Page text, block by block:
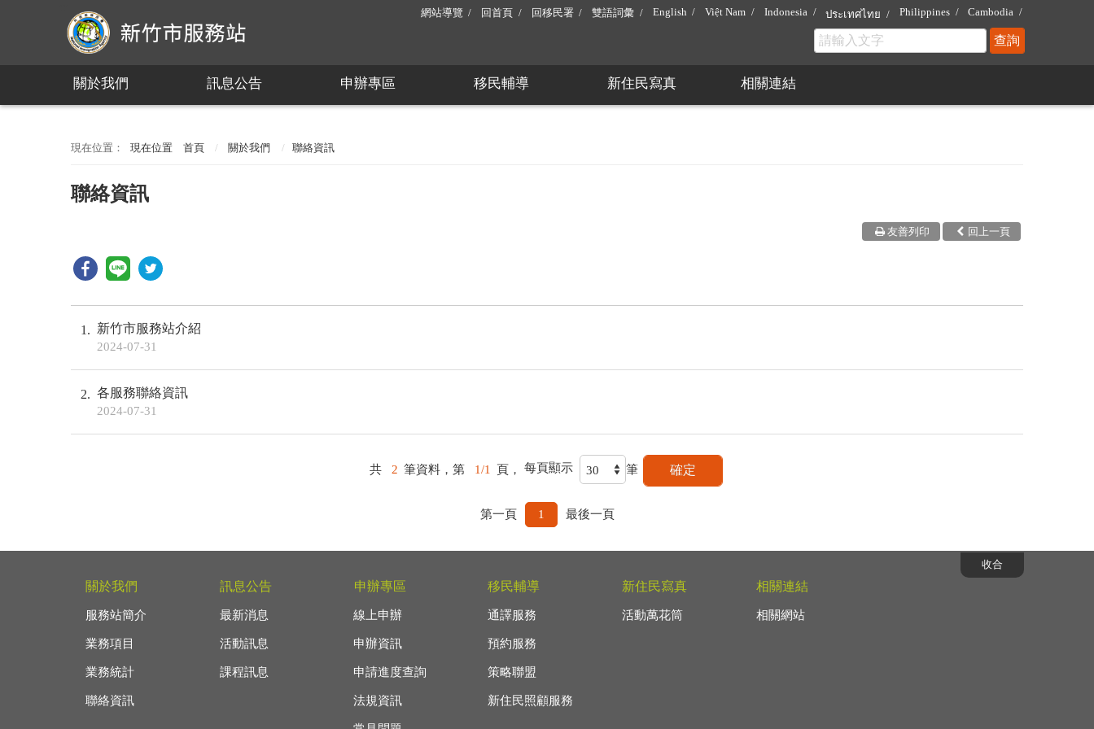
網站導覽 回首頁 回移民署 雙語詞彙 English Việt Nam Indonesia ประเทศไทย Philippines Cambodia
關於我們 訊息公告 申辦專區 移民輔導 新住民寫真 相關連結
現在位置 首頁 關於我們 聯絡資訊
聯絡資訊
回上一頁
友善列印
1 新竹市服務站介紹
2024-07-31
2 各服務聯絡資訊
2024-07-31
共 2 筆資料，第 1/1 頁， 每頁顯示 筆
第一頁 1 最後一頁
收合
關於我們
服務站簡介
業務項目
業務統計
聯絡資訊
訊息公告
最新消息
活動訊息
課程訊息
申辦專區
線上申辦
申辦資訊
申請進度查詢
法規資訊
移民輔導
通譯服務
預約服務
策略聯盟
新住民照顧服務
新住民寫真
活動萬花筒
相關連結
相關網站